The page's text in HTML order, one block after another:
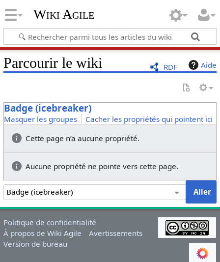
Wiki Agile
RDF Aide
Parcourir le wiki
Badge (icebreaker)
Masquer les groupes
Cacher les propriétés qui pointent ici
Cette page n’a aucune propriété.
Aucune propriété ne pointe vers cette page.
Politique de confidentialité
À propos de Wiki Agile
Avertissements
Version de bureau